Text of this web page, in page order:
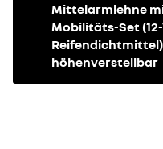
Mittelarmlehne
Mobilitäts-Set
höhenverstellbar